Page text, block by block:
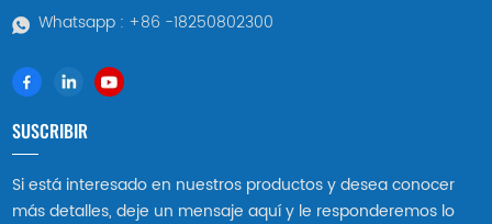
Whatsapp : +86 -18250802300
SUSCRIBIR
Si está interesado en nuestros productos y desea conocer
más detalles, deje un mensaje aquí y le responderemos lo